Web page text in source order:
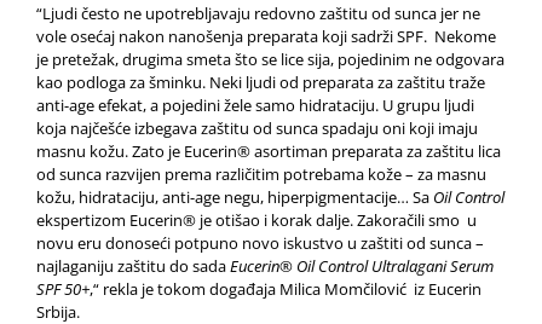
“Ljudi često ne upotrebljavaju redovno zaštitu od sunca jer ne
vole osećaj nakon nanošenja preparata koji sadrži SPF. Nekome
je pretežak, drugima smeta što se lice sija, pojedinim ne odgovara
kao podloga za šminku. Neki ljudi od preparata za zaštitu traže
anti-age efekat, a pojedini žele samo hidrataciju. U grupu ljudi
koja najčešće izbegava zaštitu od sunca spadaju oni koji imaju
masnu kožu. Zato je Eucerin® asortiman preparata za zaštitu lica
od sunca razvijen prema različitim potrebama kože – za masnu
kožu, hidrataciju, anti-age negu, hiperpigmentacije… Sa Oil Control
ekspertizom Eucerin® je otišao i korak dalje. Zakoračili smo u
novu eru donoseći potpuno novo iskustvo u zaštiti od sunca –
najlaganiju zaštitu do sadaEucerin® Oil Control Ultralagani Serum
SPF 50+,“ rekla je tokom događaja Milica Momčilović iz Eucerin
Srbija.